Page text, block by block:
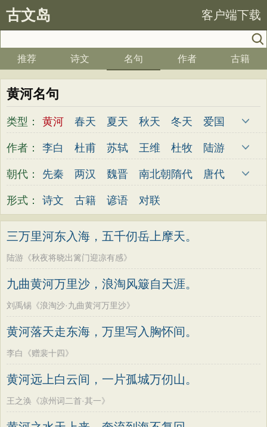
古文岛 客户端下载
推荐 诗文 名句 作者 古籍
黄河名句
类型： 黄河 春天 夏天 秋天 冬天
爱国
写雪
思念 爱情 思乡 离别
月亮
竹子
哲理 泰山 边塞
桃花
老师 母亲 伤感 田园
庐山
山水 星星
晋书
左传 论衡 管子 说苑
清明节
端午节 七夕节
中秋节
重阳节
红楼梦
弟子规 战国策
后汉书
淮南子
商君书
格言联璧
围炉夜话
增广贤文
作者： 李白 杜甫 苏轼 王维 杜牧
陆游
李煜
元稹 韩愈 岑参 齐己
贾岛
皎然
许浑 罗隐 贯休 韦庄
屈原
王勃
张祜 王建 晏殊 岳飞
卢纶
秦观 钱起
方干
李峤 赵嘏 贺铸 郑谷
张说
张炎 白居易
柳宗元
王安石 欧阳修
韦应物
诸葛亮
范仲淹 陆龟蒙
晏几道
周邦彦
杜荀鹤
朝代： 先秦 两汉 魏晋 南北朝 隋代
唐代
五代
宋代 金朝 元代
形式： 诗文 古籍 谚语 对联
三万里河东入海，五千仞岳上摩天。
陆游《秋夜将晓出篱门迎凉有感》
九曲黄河万里沙，浪淘风簸自天涯。
刘禹锡《浪淘沙·九曲黄河万里沙》
黄河落天走东海，万里写入胸怀间。
李白《赠裴十四》
黄河远上白云间，一片孤城万仞山。
王之涣《凉州词二首·其一》